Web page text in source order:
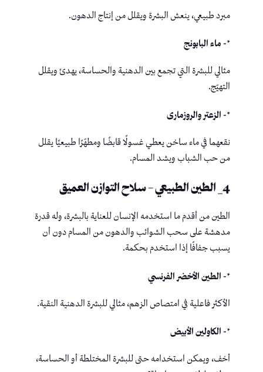
مبرد طبيعي، ينعش البشرة ويقلل من إنتاج الدهون.
*- ماء البابونج
مثالي للبشرة التي تجمع بين الدهنية والحساسة، يهدئ ويقلل
التهيّج.
*- الزعتر والروزمارى
نقعهما في ماء ساخن يعطي غسولًا قابضًا ومطهّرًا طبيعيًا يقلل
من حب الشباب ويشد المسام.
4_ الطين الطبيعي – سلاح التوازن العميق
الطين من أقدم ما استخدمه الإنسان للعناية بالبشرة، وله قدرة
مدهشة على سحب الشوائب والدهون من المسام دون أن
يسبب جفافًا إذا استخدم بحكمة.
*- الطين الأخضر الفرنسي
الأكثر فاعلية في امتصاص الزهم، مثالي للبشرة الدهنية النقية.
*- الكاولين الأبيض
أخف، ويمكن استخدامه حتى للبشرة المختلطة أو الحساسة،